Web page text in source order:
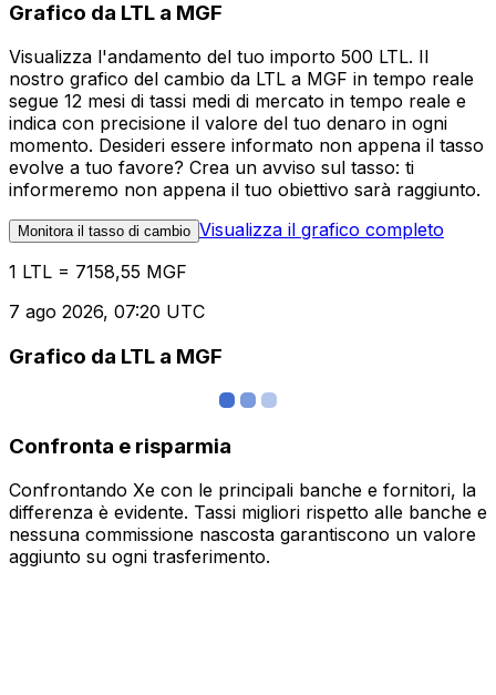
Grafico da LTL a MGF
Visualizza l'andamento del tuo importo 500 LTL. Il
nostro grafico del cambio da LTL a MGF in tempo reale
segue 12 mesi di tassi medi di mercato in tempo reale e
indica con precisione il valore del tuo denaro in ogni
momento. Desideri essere informato non appena il tasso
evolve a tuo favore? Crea un avviso sul tasso: ti
informeremo non appena il tuo obiettivo sarà raggiunto.
Monitora il tasso di cambio Visualizza il grafico completo
1 LTL = 7158,55 MGF
7 ago 2026, 07:20 UTC
Grafico da LTL a MGF
Confronta e risparmia
Confrontando Xe con le principali banche e fornitori, la
differenza è evidente. Tassi migliori rispetto alle banche e
nessuna commissione nascosta garantiscono un valore
aggiunto su ogni trasferimento.